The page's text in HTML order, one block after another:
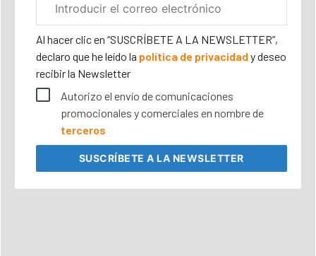
electrónico
corporativo
Al hacer clic en “SUSCRÍBETE A LA NEWSLETTER”,
declaro que he leído la política de privacidad y deseo
recibir la Newsletter
Autorizo el envío de comunicaciones
promocionales y comerciales en nombre de
terceros
SUSCRÍBETEA LA NEWSLETTER